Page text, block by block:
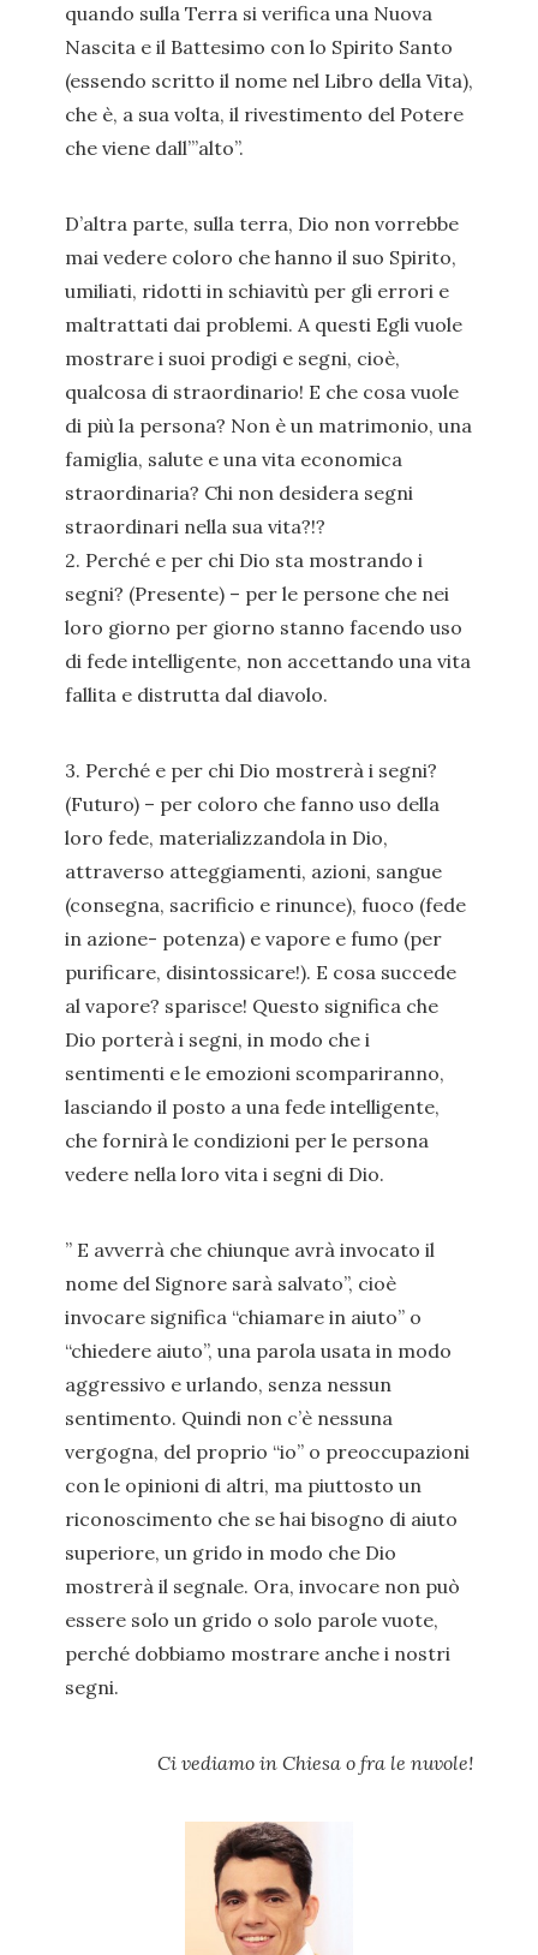
quando sulla Terra si verifica una Nuova
Nascita e il Battesimo con lo Spirito Santo
(essendo scritto il nome nel Libro della Vita),
che è, a sua volta, il rivestimento del Potere
che viene dall’”alto”.
D’altra parte, sulla terra, Dio non vorrebbe
mai vedere coloro che hanno il suo Spirito,
umiliati, ridotti in schiavitù per gli errori e
maltrattati dai problemi. A questi Egli vuole
mostrare i suoi prodigi e segni, cioè,
qualcosa di straordinario! E che cosa vuole
di più la persona? Non è un matrimonio, una
famiglia, salute e una vita economica
straordinaria? Chi non desidera segni
straordinari nella sua vita?!?
2. Perché e per chi Dio sta mostrando i
segni? (Presente) – per le persone che nei
loro giorno per giorno stanno facendo uso
di fede intelligente, non accettando una vita
fallita e distrutta dal diavolo.
3. Perché e per chi Dio mostrerà i segni?
(Futuro) – per coloro che fanno uso della
loro fede, materializzandola in Dio,
attraverso atteggiamenti, azioni, sangue
(consegna, sacrificio e rinunce), fuoco (fede
in azione- potenza) e vapore e fumo (per
purificare, disintossicare!). E cosa succede
al vapore? sparisce! Questo significa che
Dio porterà i segni, in modo che i
sentimenti e le emozioni scompariranno,
lasciando il posto a una fede intelligente,
che fornirà le condizioni per le persona
vedere nella loro vita i segni di Dio.
” E avverrà che chiunque avrà invocato il
nome del Signore sarà salvato”, cioè
invocare significa “chiamare in aiuto” o
“chiedere aiuto”, una parola usata in modo
aggressivo e urlando, senza nessun
sentimento. Quindi non c’è nessuna
vergogna, del proprio “io” o preoccupazioni
con le opinioni di altri, ma piuttosto un
riconoscimento che se hai bisogno di aiuto
superiore, un grido in modo che Dio
mostrerà il segnale. Ora, invocare non può
essere solo un grido o solo parole vuote,
perché dobbiamo mostrare anche i nostri
segni.
Ci vediamo in Chiesa o fra le nuvole!